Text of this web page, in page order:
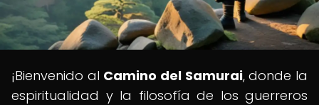
¡Bienvenido al Camino del Samurai, donde la
espiritualidad y la filosofía de los guerreros